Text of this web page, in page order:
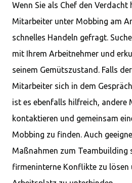
Wenn Sie als Chef den Verdacht
Mitarbeiter unter Mobbing am
schnelles Handeln gefragt.
mit Ihrem Arbeitnehmer und
seinem Gemütszustand. Falls
Mitarbeiter sich in dem
ist es ebenfalls hilfreich, andere
kontaktieren und gemeinsam
Mobbing zu finden. Auch
Maßnahmen zum Teambuilding
firmeninterne Konflikte zu lösen